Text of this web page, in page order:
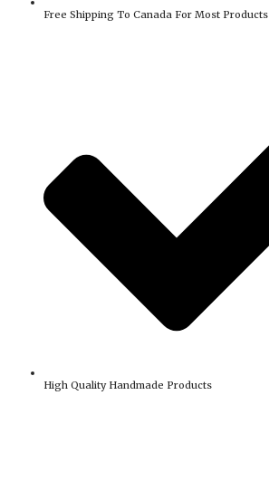
Free Shipping To Canada For Most Products
High Quality Handmade Products